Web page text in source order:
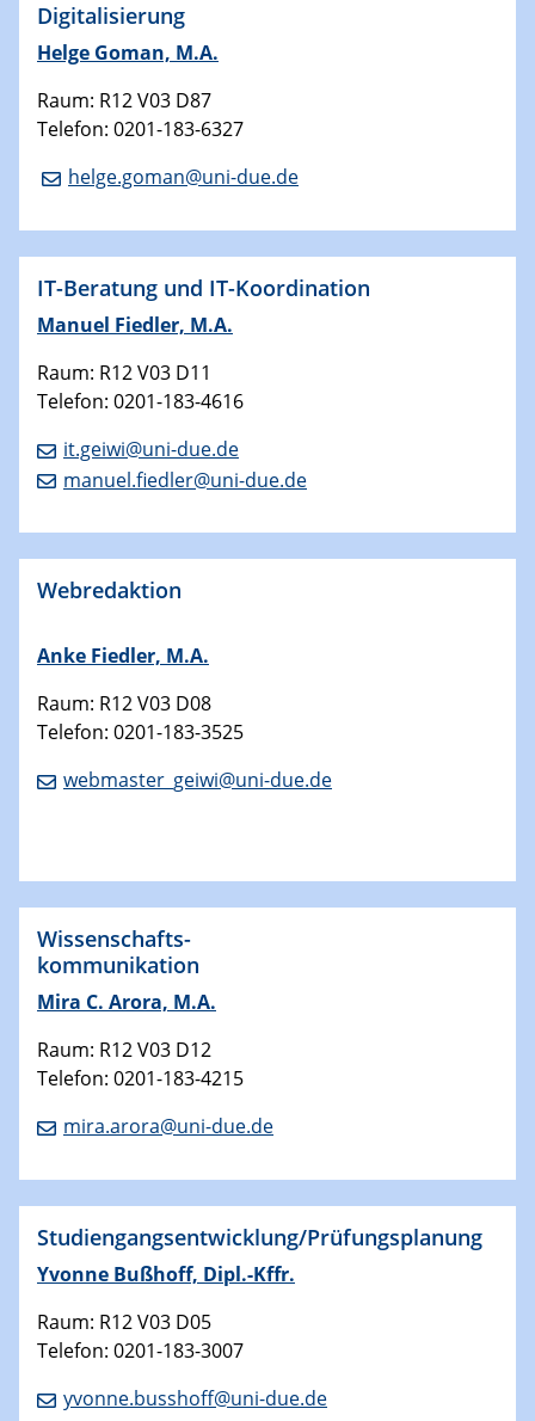
Digitalisierung
Helge Goman, M.A.
Raum: R12 V03 D87
Telefon: 0201-183-6327
helge.goman@uni-due.de
IT-Beratung und IT-Koordination
Manuel Fiedler, M.A.
Raum: R12 V03 D11
Telefon: 0201-183-4616
it.geiwi@uni-due.de
manuel.fiedler@uni-due.de
Webredaktion
Anke Fiedler, M.A.
Raum: R12V03 D08
Telefon: 0201-183-3525
webmaster_geiwi@uni-due.de
Wissenschafts-
kommunikation
Mira C. Arora, M.A.
Raum: R12 V03 D12
Telefon: 0201-183-4215
mira.arora@uni-due.de
Studiengangsentwicklung/Prüfungsplanung
Yvonne Bußhoff, Dipl.-Kffr.
Raum: R12 V03 D05
Telefon: 0201-183-3007
yvonne.busshoff@uni-due.de